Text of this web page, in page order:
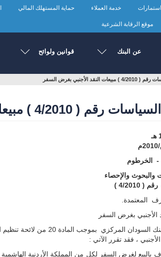
استمارات خدمة العملاء حماية المستهلك المالي
موقع الرقابة الشرعية
عن البنك قوانين ولوائح
الأجنبي بغرض السفر
) مبيعات النقد الأجنبي بغرض السفر
- الخرطوم
والبحوث والإحصاء
2010 )
المعتمدة.
الأجنبي بغرض السفر
، فقد تقرر الآتي :